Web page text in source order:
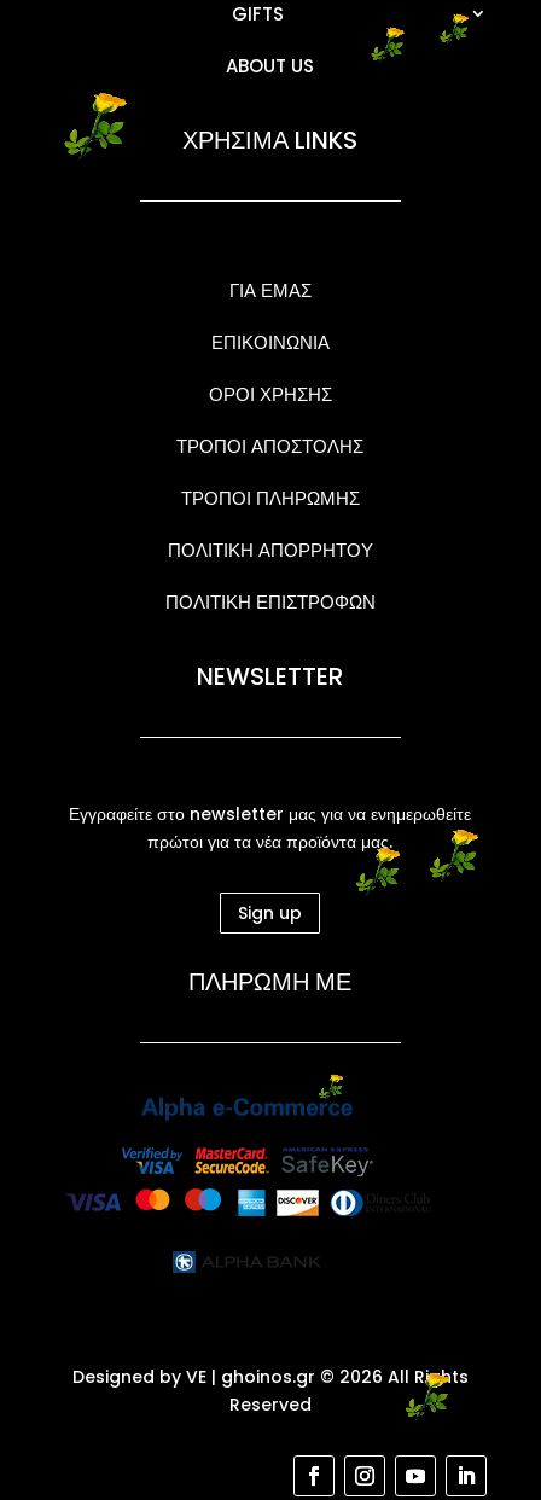
GIFTS
ABOUT US
ΧΡΗΣΙΜΑ LINKS
ΓΙΑ ΕΜΑΣ
ΕΠΙΚΟΙΝΩΝΙΑ
ΟΡΟΙ ΧΡΗΣΗΣ
ΤΡΟΠΟΙ ΑΠΟΣΤΟΛΗΣ
ΤΡΟΠΟΙ ΠΛΗΡΩΜΗΣ
ΠΟΛΙΤΙΚΗ ΑΠΟΡΡΗΤΟΥ
ΠΟΛΙΤΙΚΗ ΕΠΙΣΤΡΟΦΩΝ
NEWSLETTER
Εγγραφείτε στο newsletter μας για να ενημερωθείτε
πρώτοι για τα νέα προϊόντα μας.
Sign up
ΠΛΗΡΩΜΗ ΜΕ
Designed by VE| ghoinos.gr © 2026 All Rights
Reserved